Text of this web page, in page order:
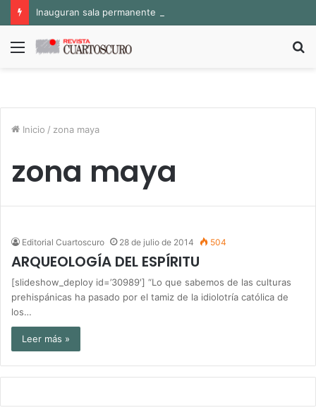
Menú
Inicio / zona maya
zona maya
Editorial Cuartoscuro 28 de julio de 2014 504
ARQUEOLOGÍA DEL ESPÍRITU
[slideshow_deploy id=’30989′] “Lo que sabemos de las culturas
prehispánicas ha pasado por el tamiz de la idiolotría católica de
los…
Leer más »